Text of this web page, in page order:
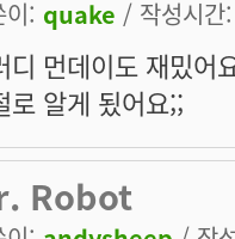
이: quake / 작성시
디 먼데이도 재밌어
로 알게 됬어요;;
Robot